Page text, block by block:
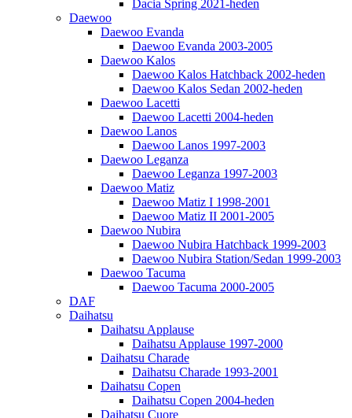
Dacia Spring 2021-heden
Daewoo
Daewoo Evanda
Daewoo Evanda 2003-2005
Daewoo Kalos
Daewoo Kalos Hatchback 2002-heden
Daewoo Kalos Sedan 2002-heden
Daewoo Lacetti
Daewoo Lacetti 2004-heden
Daewoo Lanos
Daewoo Lanos 1997-2003
Daewoo Leganza
Daewoo Leganza 1997-2003
Daewoo Matiz
Daewoo Matiz I 1998-2001
Daewoo Matiz II 2001-2005
Daewoo Nubira
Daewoo Nubira Hatchback 1999-2003
Daewoo Nubira Station/Sedan 1999-2003
Daewoo Tacuma
Daewoo Tacuma 2000-2005
DAF
Daihatsu
Daihatsu Applause
Daihatsu Applause 1997-2000
Daihatsu Charade
Daihatsu Charade 1993-2001
Daihatsu Copen
Daihatsu Copen 2004-heden
Daihatsu Cuore